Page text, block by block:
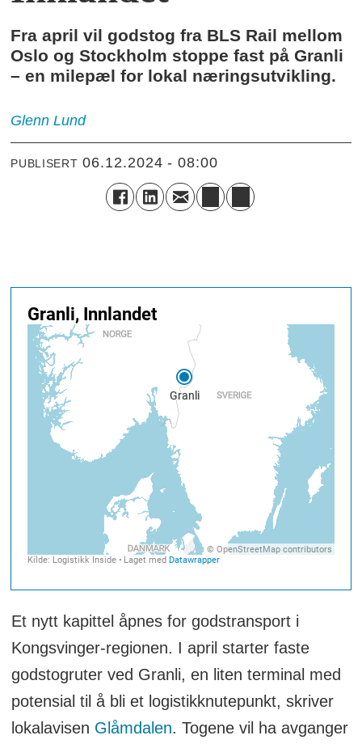
Fra april vil godstog fra BLS Rail mellom
Oslo og Stockholm stoppe fast på Granli
– en milepæl for lokal næringsutvikling.
Glenn Lund
PUBLISERT 06.12.2024 - 08:00
Et nytt kapittel åpnes for godstransport i
Kongsvinger-regionen. I april starter faste
godstogruter ved Granli, en liten terminal med
potensial til å bli et logistikknutepunkt, skriver
lokalavisen Glåmdalen. Togene vil ha avganger